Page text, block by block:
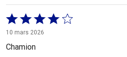
Coté
4 sur
5
10 mars 2026
Chamion